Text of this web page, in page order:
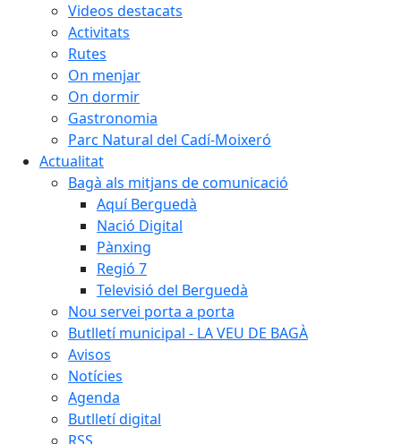
Videos destacats
Activitats
Rutes
On menjar
On dormir
Gastronomia
Parc Natural del Cadí-Moixeró
Actualitat
Bagà als mitjans de comunicació
Aquí Berguedà
Nació Digital
Pànxing
Regió 7
Televisió del Berguedà
Nou servei porta a porta
Butlletí municipal - LA VEU DE BAGÀ
Avisos
Notícies
Agenda
Butlletí digital